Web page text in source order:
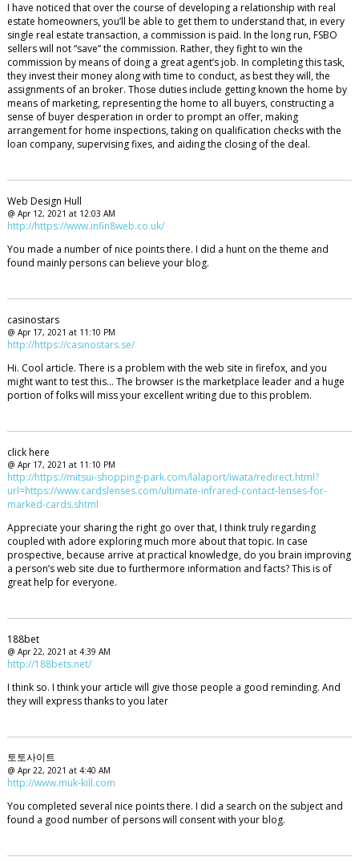
I have noticed that over the course of developing a relationship with real
estate homeowners, you’ll be able to get them to understand that, in every
single real estate transaction, a commission is paid. In the long run, FSBO
sellers will not “save” the commission. Rather, they fight to win the
commission by means of doing a great agent’s job. In completing this task,
they invest their money along with time to conduct, as best they will, the
assignments of an broker. Those duties include getting known the home by
means of marketing, representing the home to all buyers, constructing a
sense of buyer desperation in order to prompt an offer, making
arrangement for home inspections, taking on qualification checks with the
loan company, supervising fixes, and aiding the closing of the deal.
Web Design Hull
@ Apr 12, 2021 at 12:03 AM
http://https://www.infin8web.co.uk/
You made a number of nice points there. I did a hunt on the theme and
found mainly persons can believe your blog.
casinostars
@ Apr 17, 2021 at 11:10 PM
http://https://casinostars.se/
Hi. Cool article. There is a problem with the web site in firefox, and you
might want to test this… The browser is the marketplace leader and a huge
portion of folks will miss your excellent writing due to this problem.
click here
@ Apr 17, 2021 at 11:10 PM
http://https://mitsui-shopping-park.com/lalaport/iwata/redirect.html?
url=https://www.cardslenses.com/ultimate-infrared-contact-lenses-for-
marked-cards.shtml
Appreciate your sharing the right go over that, I think truly regarding
coupled with adore exploring much more about that topic. In case
prospective, because arrive at practical knowledge, do you brain improving
a person’s web site due to furthermore information and facts? This is of
great help for everyone.
188bet
@ Apr 22, 2021 at 4:39 AM
http://188bets.net/
I think so. I think your article will give those people a good reminding. And
they will express thanks to you later
토토사이트
@ Apr 22, 2021 at 4:40 AM
http://www.muk-kill.com
You completed several nice points there. I did a search on the subject and
found a good number of persons will consent with your blog.